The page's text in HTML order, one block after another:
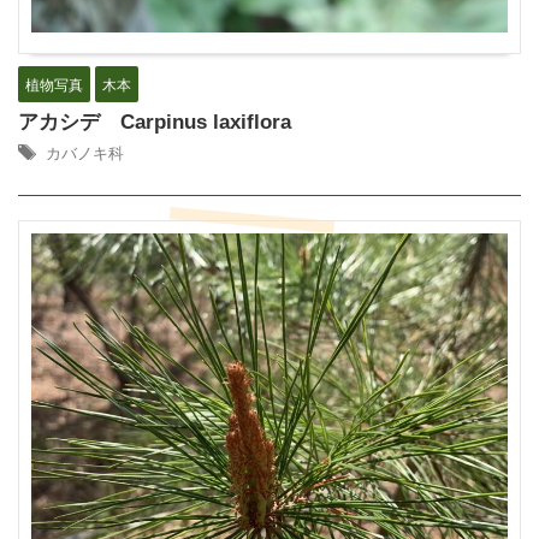
植物写真 木本
アカシデ Carpinus laxiflora
カバノキ科